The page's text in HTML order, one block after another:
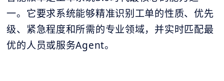
一。它要求系统能够精准识别工单的性质、优先
级、紧急程度和所需的专业领域，并实时匹配最
优的人员或服务Agent。